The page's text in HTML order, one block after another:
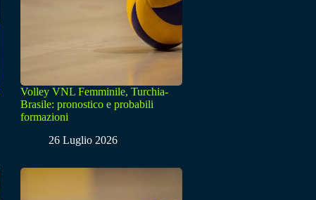
Volley VNL Femminile, Turchia-
Brasile: pronostico e probabili
formazioni
26 Luglio 2026